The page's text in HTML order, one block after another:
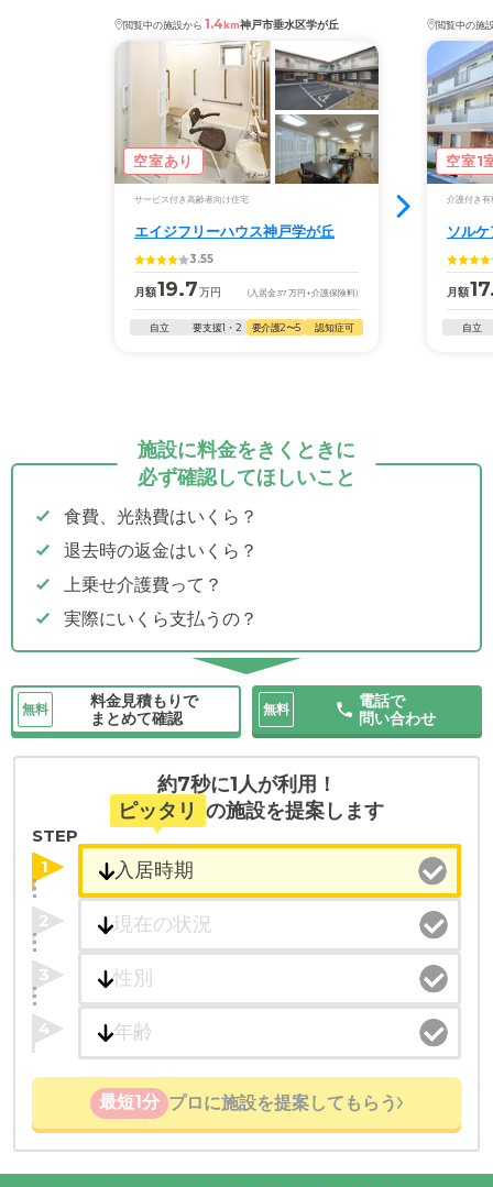
閲覧中の施設から 1.4 km神戸市垂水区学が丘
空室あり
サービス付き高齢者向け住宅
エイジフリーハウス神戸学が丘
3.55
月額19.7万円 (入居金37 万円 +介護保険料)
自立 要支援1・2 要介護2〜5 認知症可
閲覧中の施
空室1
介護付き有
ソル
月額
自立
施設に料金をきくときに
必ず確認してほしいこと
食費、光熱費はいくら？
退去時の返金はいくら？
上乗せ介護費って？
実際にいくら支払うの？
無料
料金見積もりで
まとめて確認
無料
電話で
問い合わせ
約7秒に1人が利用！
ピッタリ の施設を提案します
STEP
1
2
3
4
最短1分 プロに施設を提案してもらう